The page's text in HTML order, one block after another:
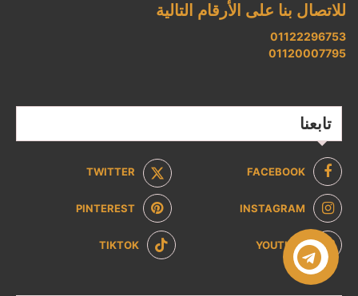
للاتصال بنا على الأرقام التالية
01122296753
01120007795
تابعنا
FACEBOOK
TWITTER
INSTAGRAM
PINTEREST
YOUTUBE
TIKTOK